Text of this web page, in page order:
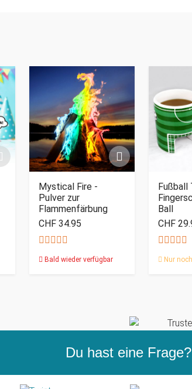
Mystical Fire -
Pulver zur
Flammenfärbung
CHF 34.95
Bald wieder verfügbar
Fußball
Ball
CHF
Nur
Du hast eine